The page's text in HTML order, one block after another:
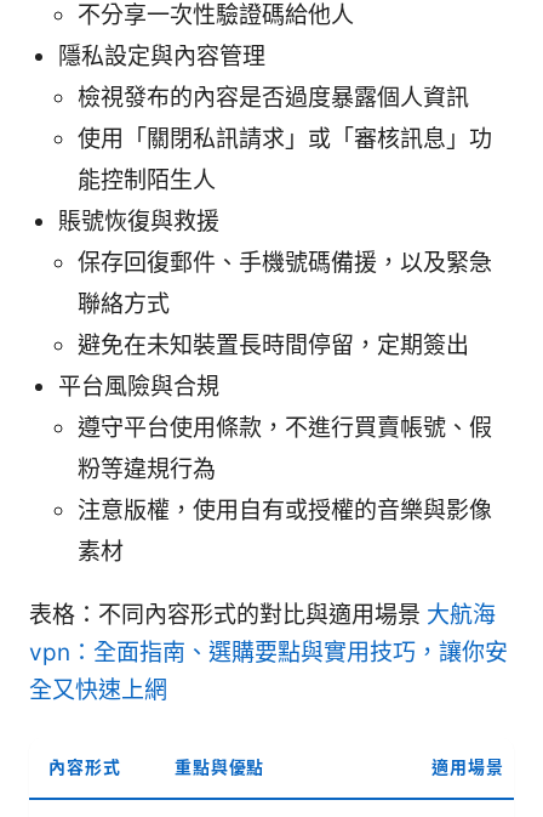
不分享一次性驗證碼給他人
隱私設定與內容管理
檢視發布的內容是否過度暴露個人資訊
使用「關閉私訊請求」或「審核訊息」功
能控制陌生人
賬號恢復與救援
保存回復郵件、手機號碼備援，以及緊急
聯絡方式
避免在未知裝置長時間停留，定期簽出
平台風險與合規
遵守平台使用條款，不進行買賣帳號、假
粉等違規行為
注意版權，使用自有或授權的音樂與影像
素材
表格：不同內容形式的對比與適用場景 大航海
vpn：全面指南、選購要點與實用技巧，讓你安
全又快速上網
內容形式 重點與優點 適用場景